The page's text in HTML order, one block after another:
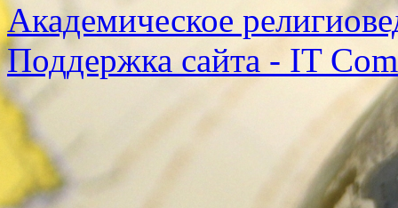
Академическое
Поддержка сайта - IT